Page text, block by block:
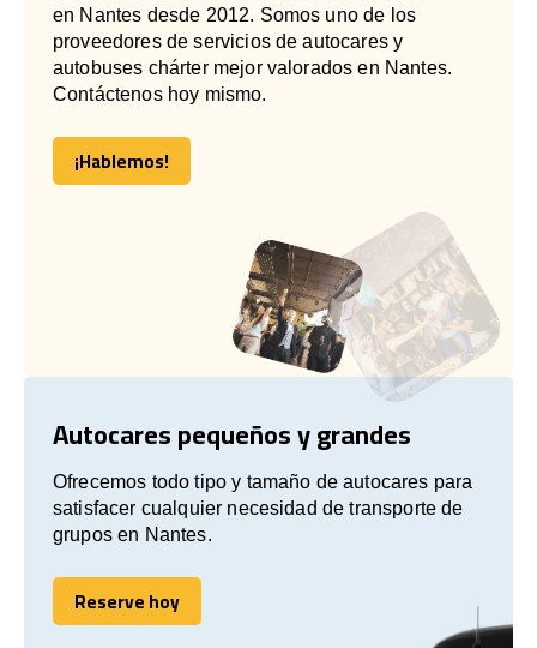
en Nantes desde 2012. Somos uno de los
proveedores de servicios de autocares y
autobuses chárter mejor valorados en Nantes.
Contáctenos hoy mismo.
¡Hablemos!
¡Hablemos!
Autocares pequeños y grandes
Ofrecemos todo tipo y tamaño de autocares para
satisfacer cualquier necesidad de transporte de
grupos en Nantes.
Reserve hoy
Reserve hoy